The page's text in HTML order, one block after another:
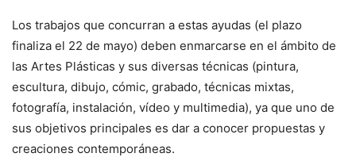
Los trabajos que concurran a estas ayudas (el plazo
finaliza el 22 de mayo) deben enmarcarse en el ámbito de
las Artes Plásticas y sus diversas técnicas (pintura,
escultura, dibujo, cómic, grabado, técnicas mixtas,
fotografía, instalación, vídeo y multimedia), ya que uno de
sus objetivos principales es dar a conocer propuestas y
creaciones contemporáneas.